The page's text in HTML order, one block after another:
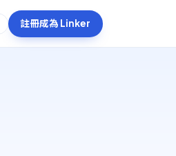
註冊成為 Linker